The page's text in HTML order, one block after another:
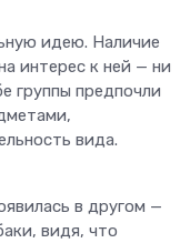
идею. Наличие
интерес к ней — ни
группы предпочли
вида.
в другом —
видя, что